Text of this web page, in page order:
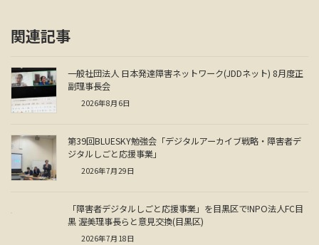
関連記事
一般社団法人 日本発達障害ネットワーク(JDDネット) 8月度正
副理事長会
2026年8月6日
第39回BLUESKY勉強会「デジタルアーカイブ戦略・障害者デ
ジタルしごと応援事業」
2026年7月29日
「障害者デジタルしごと応援事業」を目黒区で!NPO法人FC目
黒 渥美理事長らと意見交換(目黒区)
2026年7月18日